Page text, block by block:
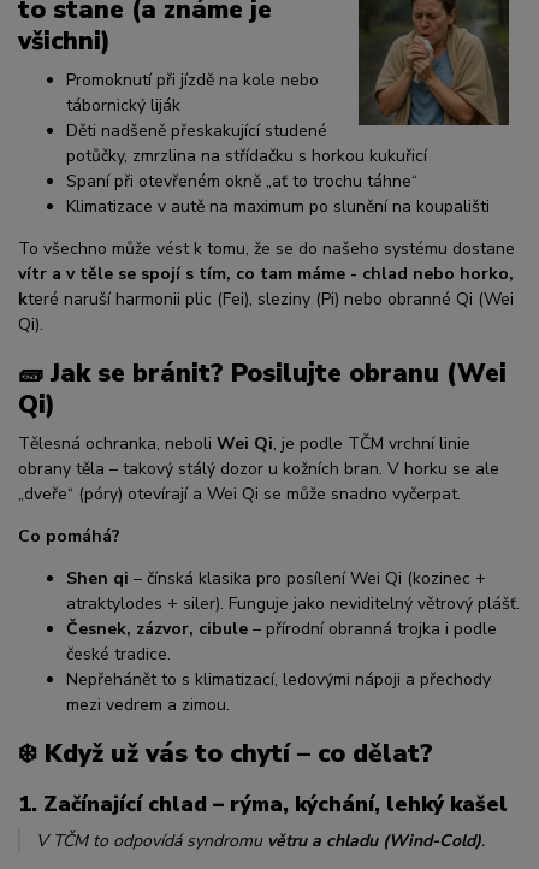
to stane (a známe je
všichni)
Promoknutí při jízdě na kole nebo
tábornický liják
Děti nadšeně přeskakující studené
potůčky, zmrzlina na střídačku s horkou kukuřicí
Spaní při otevřeném okně „ať to trochu táhne“
Klimatizace v autě na maximum po slunění na koupališti
To všechno může vést k tomu, že se do našeho systému dostane
vítr a v těle se spojí s tím, co tam máme - chlad nebo horko,
které naruší harmonii plic (Fei), sleziny (Pi) nebo obranné Qi (Wei
Qi).
🧱 Jak se bránit? Posilujte obranu (Wei
Qi)
Tělesná ochranka, neboli Wei Qi, je podle TČM vrchní linie
obrany těla – takový stálý dozor u kožních bran. V horku se ale
„dveře“ (póry) otevírají a Wei Qi se může snadno vyčerpat.
Co pomáhá?
Shen qi – čínská klasika pro posílení Wei Qi (kozinec +
atraktylodes + siler). Funguje jako neviditelný větrový plášť.
Česnek, zázvor, cibule – přírodní obranná trojka i podle
české tradice.
Nepřehánět to s klimatizací, ledovými nápoji a přechody
mezi vedrem a zimou.
❄️ Když už vás to chytí – co dělat?
1. Začínající chlad – rýma, kýchání, lehký kašel
V TČM to odpovídá syndromu větru a chladu (Wind-Cold).